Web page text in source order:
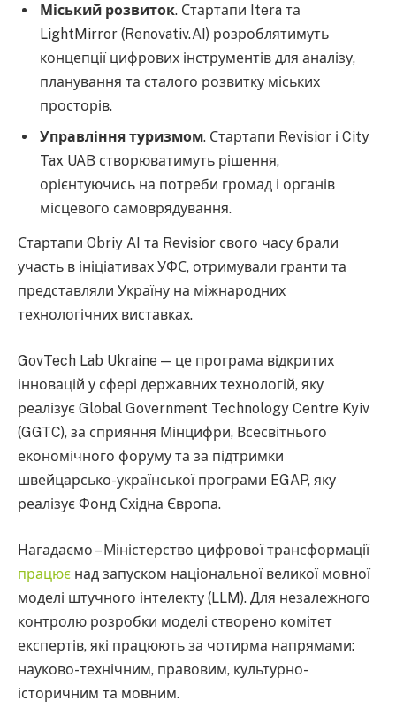
Міський розвиток. Стартапи Itera та
LightMirror (Renovativ.AI) розроблятимуть
концепції цифрових інструментів для аналізу,
планування та сталого розвитку міських
просторів.
Управління туризмом. Стартапи Revisior і City
Tax UAB створюватимуть рішення,
орієнтуючись на потреби громад і органів
місцевого самоврядування.
Стартапи Obriy AI та Revisior свого часу брали
участь в ініціативах УФС, отримували гранти та
представляли Україну на міжнародних
технологічних виставках.
GovTech Lab Ukraine — це програма відкритих
інновацій у сфері державних технологій, яку
реалізує Global Government Technology Centre Kyiv
(GGTC), за сприяння Мінцифри, Всесвітнього
економічного форуму та за підтримки
швейцарсько-української програми EGAP, яку
реалізує Фонд Східна Європа.
Нагадаємо – Міністерство цифрової трансформації
працює над запуском національної великої мовної
моделі штучного інтелекту (LLM). Для незалежного
контролю розробки моделі створено комітет
експертів, які працюють за чотирма напрямами:
науково-технічним, правовим, культурно-
історичним та мовним.